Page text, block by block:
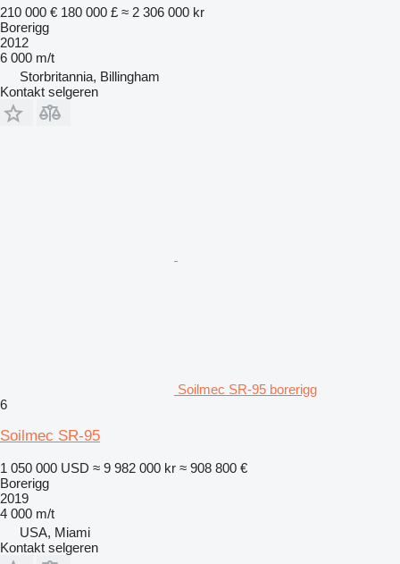
210 000 € 180 000 £ ≈ 2 306 000 kr
Borerigg
2012
6 000 m/t
Storbritannia, Billingham
Kontakt selgeren
Soilmec SR-95 borerigg
6
Soilmec SR-95
1 050 000 USD ≈ 9 982 000 kr ≈ 908 800 €
Borerigg
2019
4 000 m/t
USA, Miami
Kontakt selgeren